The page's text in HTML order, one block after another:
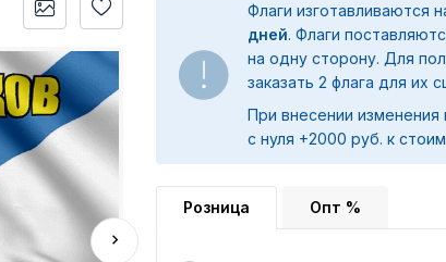
Флаги изготавливаются
дней. Флаги
на одну сторону. Для
заказать 2 флага для их
При внесении изменения
с нуля +2000 руб. к
Розница Опт %